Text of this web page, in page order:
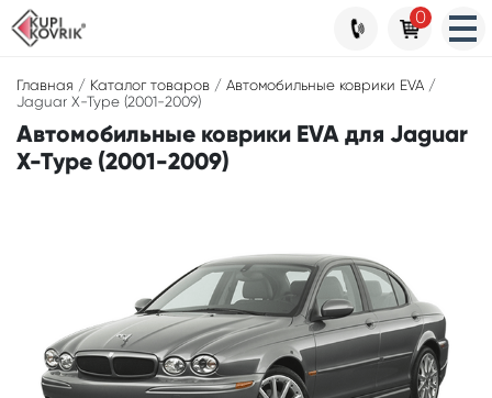
Главная / Каталог товаров / Автомобильные коврики EVA /
Jaguar X-Type (2001-2009)
Автомобильные коврики EVA для Jaguar
X-Type (2001-2009)
0